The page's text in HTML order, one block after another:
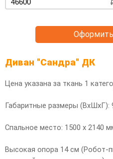
Диван "Сандра" ДК
Цена указана за ткань 1
Габаритные размеры (ВхШхГ):
Спальное место: 1500 х 2140
Высокая опора 14 см (Робот-